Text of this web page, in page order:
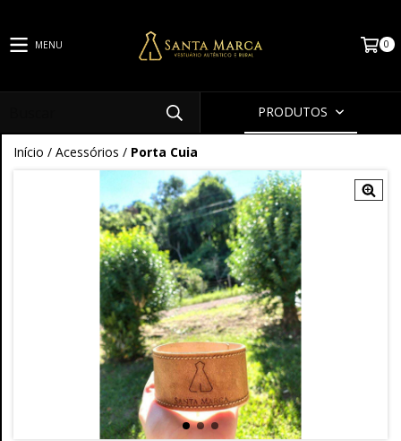
MENU 0
PRODUTOS
Início / Acessórios / Porta Cuia